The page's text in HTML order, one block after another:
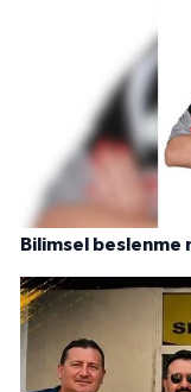
Bilimsel beslenme